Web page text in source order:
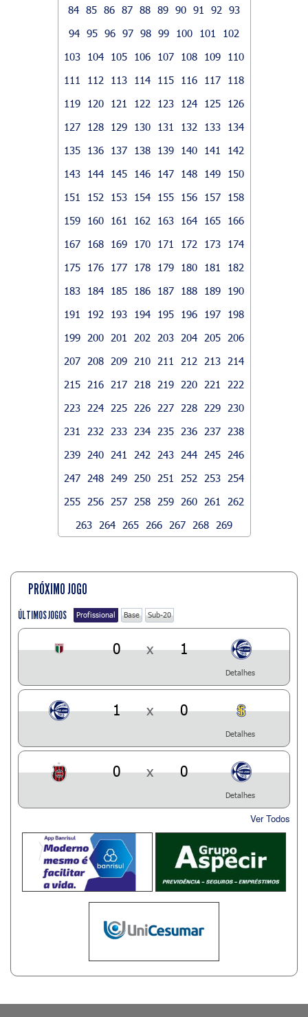
84 85 86 87 88 89 90 91 92
93
94 95 96 97 98 99 100 101
102
103
104 105 106 107 108 109
110
111
112 113 114 115 116 117
118
119
120 121 122 123 124 125
126
127
128 129 130 131 132 133
134
135
136 137 138 139 140 141
142
143
144 145 146 147 148 149
150
151
152 153 154 155 156 157
158
159
160 161 162 163 164 165
166
167
168 169 170 171 172 173
174
175
176 177 178 179 180 181
182
183
184 185 186 187 188 189
190
191
192 193 194 195 196 197
198
199
200 201 202 203 204 205
206
207
208 209 210 211 212 213
214
215
216 217 218 219 220 221
222
223
224 225 226 227 228 229
230
231
232 233 234 235 236 237
238
239
240 241 242 243 244 245
246
247
248 249 250 251 252 253
254
255
256 257 258 259 260 261
262
263
264 265 266 267 268 269
PRÓXIMO JOGO
ÚLTIMOS JOGOS Profissional Base Sub-20
0 x 1
Detalhes
1 x 0
Detalhes
0 x 0
Detalhes
Ver Todos